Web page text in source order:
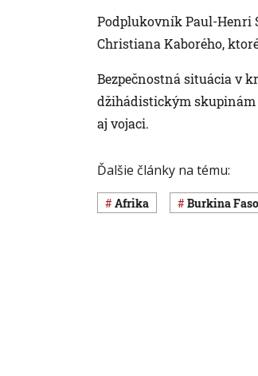
Podplukovník Paul-Henri
Christiana Kaborého,
Bezpečnostná situácia v
džihádistickým skupinám
aj vojaci.
Ďalšie články na tému:
Afrika Burkina Faso